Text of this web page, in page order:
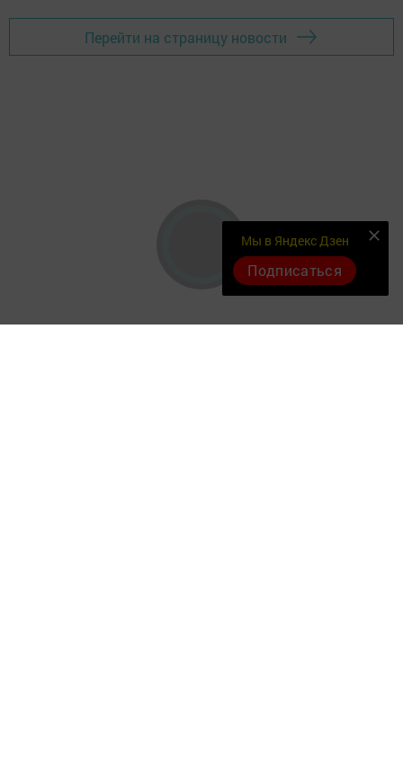
Перейти на страницу новости
Мы в Яндекс Дзен
Подписаться